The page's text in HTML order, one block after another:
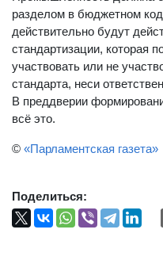
разделом в бюджетном
действительно будут
стандартизации, которая
участвовать или не
стандарта, неси
В преддверии
всё это.
© «Парламентская газета»
Поделиться: